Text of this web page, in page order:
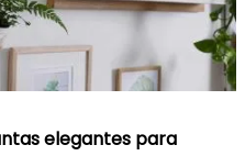
elegantes para